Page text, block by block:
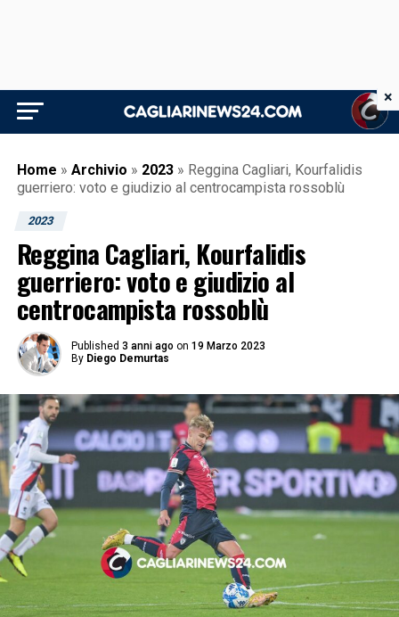
Home » Archivio » 2023 » Reggina Cagliari, Kourfalidis
guerriero: voto e giudizio al centrocampista rossoblù
2023
Reggina Cagliari, Kourfalidis
guerriero: voto e giudizio al
centrocampista rossoblù
Published 3 anni ago on 19 Marzo 2023
By Diego Demurtas
×